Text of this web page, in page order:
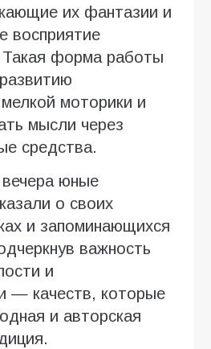
их фантазии и
восприятие
Такая форма работы
моторики и
мысли через
средства.
юные
о своих
и запоминающихся
важность
и
— качеств, которые
и авторская